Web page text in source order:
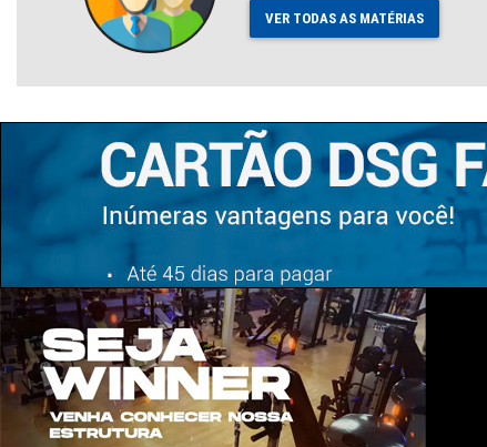
VER TODAS AS MATÉRIAS